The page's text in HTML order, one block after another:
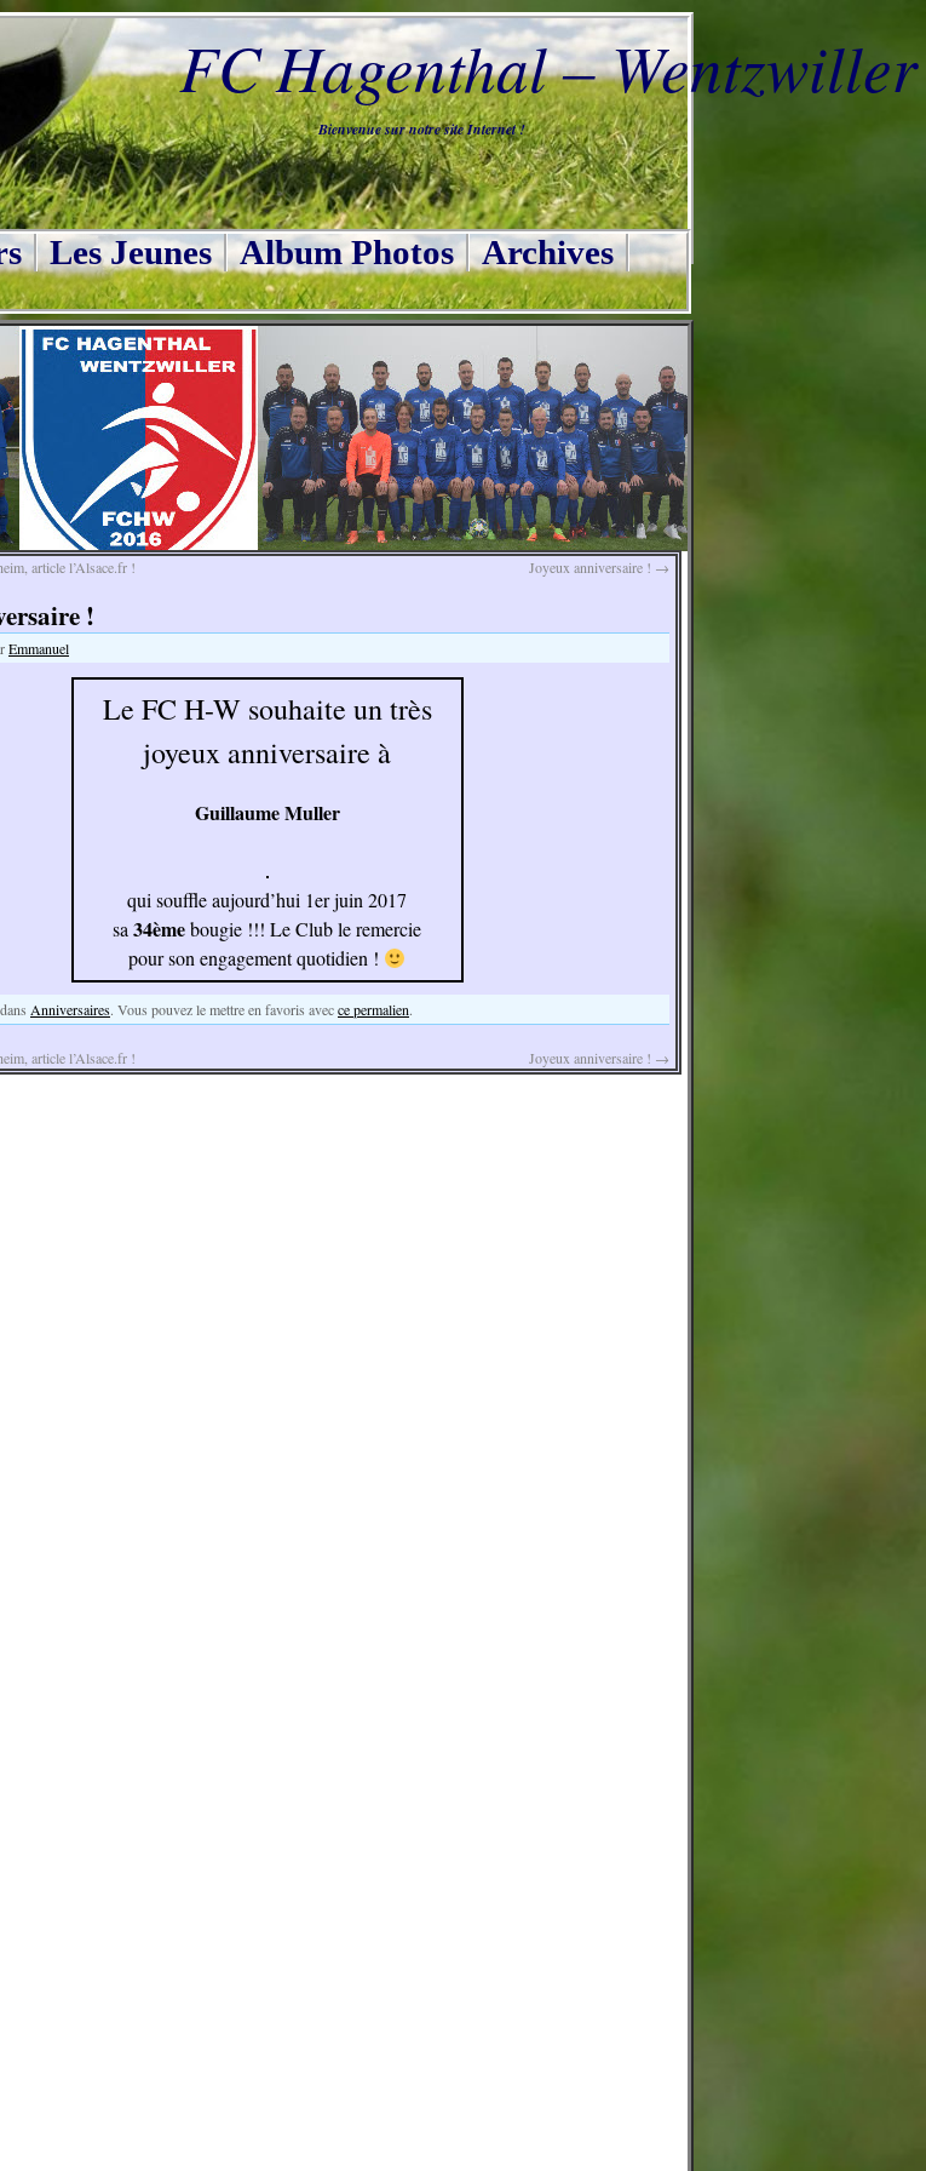
FC Hagenthal – Wentzwiller
Bienvenue sur notre site Internet !
Les Jeunes Album Photos
Archives
article l’Alsace.fr ! Joyeux anniversaire ! →
!
Emmanuel
Le FC H-W souhaite un très
joyeux anniversaire à
Guillaume Muller
qui souffle aujourd’hui 1er juin 2017
sa 34èmebougie !!! Le Club le remercie
pour son engagement quotidien !
Anniversaires. Vous pouvez le mettre en favoris avecce permalien.
article l’Alsace.fr ! Joyeux anniversaire ! →